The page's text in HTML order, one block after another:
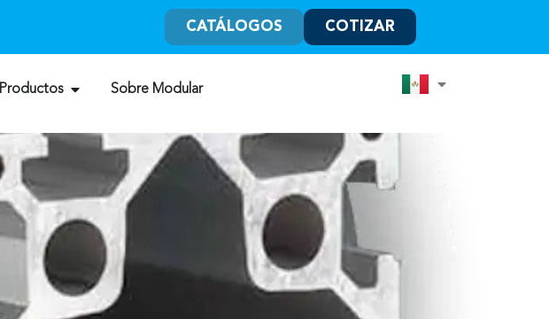
CATÁLOGOS COTIZAR
Productos Sobre Modular